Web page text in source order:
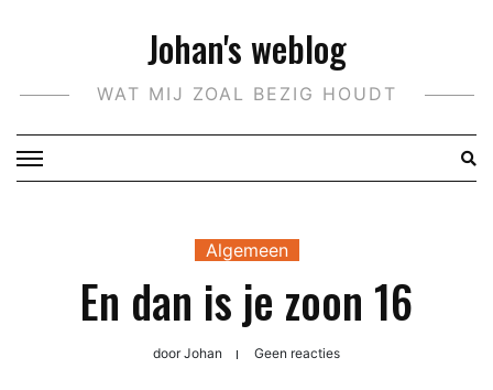
Johan's weblog
WAT MIJ ZOAL BEZIG HOUDT
Algemeen
En dan is je zoon 16
doorJohan Geen reacties